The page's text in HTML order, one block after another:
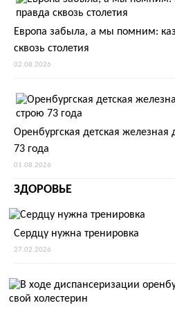
Европа забыла, а мы помним:
сквозь столетия
02.08.2026
Оренбургская детская железная
73 года
01.08.2026
ЗДОРОВЬЕ
Сердцу нужна тренировка
27.02.2026